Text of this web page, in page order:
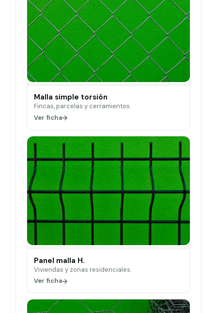
Malla simple torsión
Fincas, parcelas y cerramientos.
Ver ficha
Panel malla H.
Viviendas y zonas residenciales.
Ver ficha